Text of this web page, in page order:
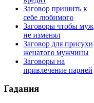
Заговор пришить к
себе любимого
Заговоры чтобы муж
не изменял
Заговор для присухи
женатого мужчины
Заговоры на
привлечение парней
Гадания